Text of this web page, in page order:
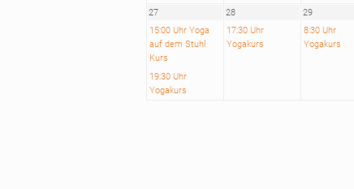
27
15:00 Uhr Yoga
auf dem Stuhl
Kurs
19:30 Uhr
Yogakurs
28
17:30 Uhr
Yogakurs
29
8:30 Uhr
Yogakurs